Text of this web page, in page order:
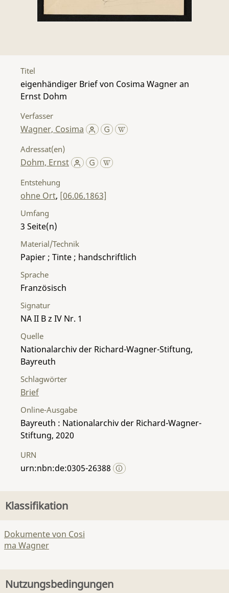
Titel
eigenhändiger Brief von Cosima Wagner an
Ernst Dohm
Verfasser
Wagner, Cosima
Adressat(en)
Dohm, Ernst
Entstehung
ohne Ort, [06.06.1863]
Umfang
3
Material/Technik
Papier ; Tinte ; handschriftlich
Sprache
Französisch
Signatur
NA II B z IV Nr. 1
Quelle
Nationalarchiv der Richard-Wagner-Stiftung,
Bayreuth
Schlagwörter
Brief
Online-Ausgabe
Bayreuth : Nationalarchiv der Richard-Wagner-
Stiftung, 2020
URN
urn:nbn:de:0305-26388
Klassifikation
Dokumente von Cosi
ma Wagner
Nutzungsbedingungen